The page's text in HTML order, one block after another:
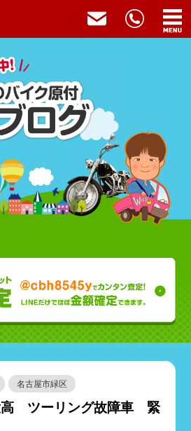
名古屋市緑区
高 ツーリング故障車 緊